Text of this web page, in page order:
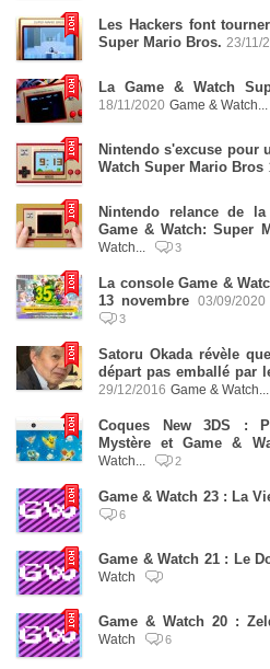
Les Hackers font
Super Mario Bros. 23/11/
La Game & Watch
18/11/2020 Game & Watch...
Nintendo s'excuse pour
Watch Super Mario Bros
Nintendo relance de
Game & Watch: Super
Watch...
3
La console Game &
13 novembre
03/09/2020
3
Satoru Okada révèle
départ pas emballé par
29/12/2016 Game & Watch...
Coques New 3DS :
Mystère et Game &
Watch...
2
Game & Watch 23 : La
6
Game & Watch 21 : Le
Watch
Game & Watch 20 :
Watch
6